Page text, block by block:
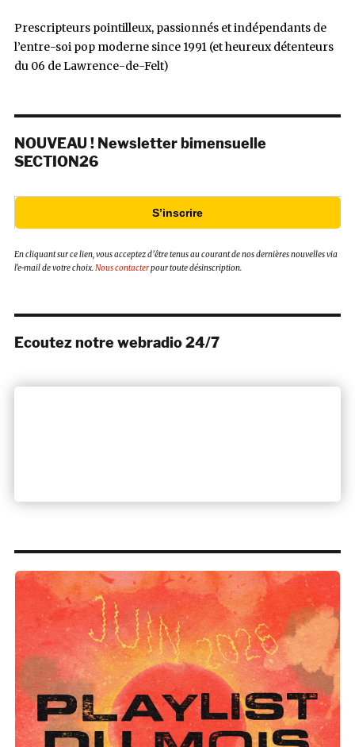
Prescripteurs pointilleux, passionnés et indépendants de
l’entre-soi pop moderne since 1991 (et heureux détenteurs
du 06 de Lawrence-de-Felt)
NOUVEAU ! Newsletter bimensuelle
SECTION26
S’inscrire
En cliquant sur ce lien, vous acceptez d’être tenus au courant de nos dernières nouvelles via
l’e-mail de votre choix.Nous contacterpour toute désinscription.
Ecoutez notre webradio 24/7